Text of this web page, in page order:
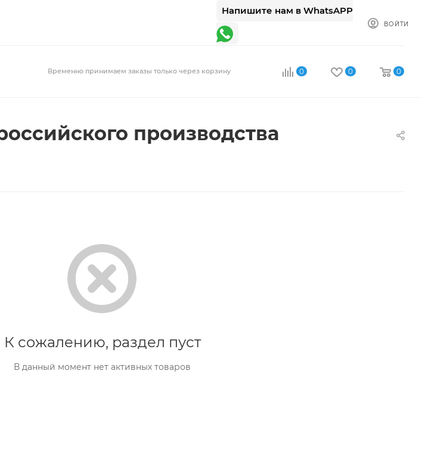
Напишите нам в WhatsAPP
ВОЙТИ
Временно принимаем заказы только через корзину 0 0 0
производства
К сожалению, раздел пуст
В данный момент нет активных товаров